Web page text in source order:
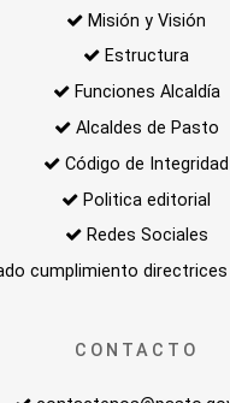
Misión y Visión
Estructura
Funciones Alcaldía
Alcaldes de Pasto
Código de Integridad
Politica editorial
Redes Sociales
cumplimiento directrices
CONTACTO